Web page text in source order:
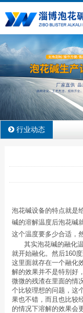
行业动态
泡花碱设备的特点就是
碱的溶解温度后泡花碱
这个温度要多少合适，
其实泡花碱的融化温
就开始融化。然后160
这里面就存在一个融化
解的效果并不是特别好
微微的残渣在里面的情
个比较理想的问题，这
果也不错，而且也比较
的情况下溶解的效果会